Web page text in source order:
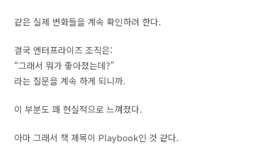
같은 실제 변화들을 계속 확인하려 한다.
결국 엔터프라이즈 조직은:
“그래서 뭐가 좋아졌는데?”
라는 질문을 계속 하게 되니까.
이 부분도 꽤 현실적으로 느껴졌다.
아마 그래서 책 제목이 Playbook인 것 같다.